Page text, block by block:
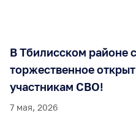
В Тбилисском районе
торжественное
участникам СВО!
7 мая, 2026